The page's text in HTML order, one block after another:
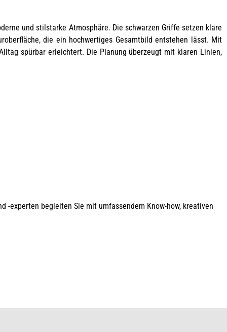
und stilstarke Atmosphäre. Die schwarzen Griffe setzen klare
die ein hochwertiges Gesamtbild entstehen lässt. Mit
spürbar erleichtert. Die Planung überzeugt mit klaren Linien,
-experten begleiten Sie mit umfassendem Know-how, kreativen